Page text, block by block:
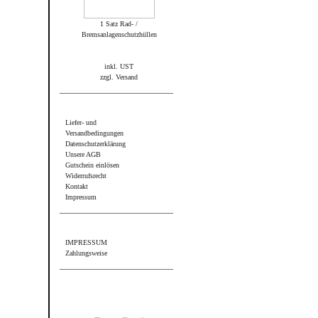
1 Satz Rad- /
Bremsanlagenschutzhüllen
inkl. UST
zzgl. Versand
Liefer- und
Versandbedingungen
Datenschutzerklärung
Unsere AGB
Gutschein einlösen
Widerrufsrecht
Kontakt
Impressum
IMPRESSUM
Zahlungsweise